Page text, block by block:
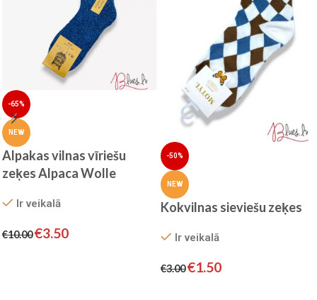
-65%
NEW
Alpakas vilnas vīriešu
zeķes Alpaca Wolle
Ir veikalā
€10.00€3.50
-50%
NEW
Kokvilnas sieviešu zeķes
Ir veikalā
€3.00€1.50